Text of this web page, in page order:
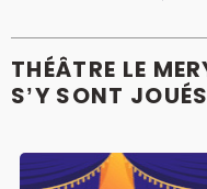
THÉÂTRE LE
S’Y SONT JOUÉS